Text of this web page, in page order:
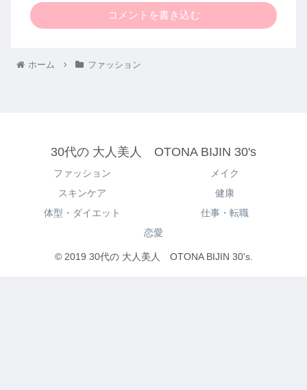
コメントを書き込む
ホーム ファッション
30代の 大人美人 OTONA BIJIN 30's
ファッション
メイク
スキンケア
健康
体型・ダイエット
仕事・転職
恋愛
© 2019 30代の 大人美人 OTONA BIJIN 30's.